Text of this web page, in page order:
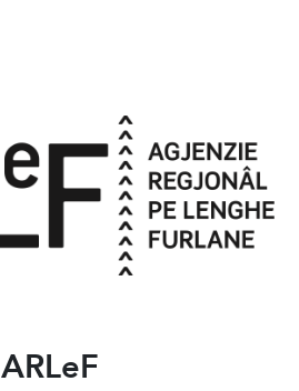
ARLeF